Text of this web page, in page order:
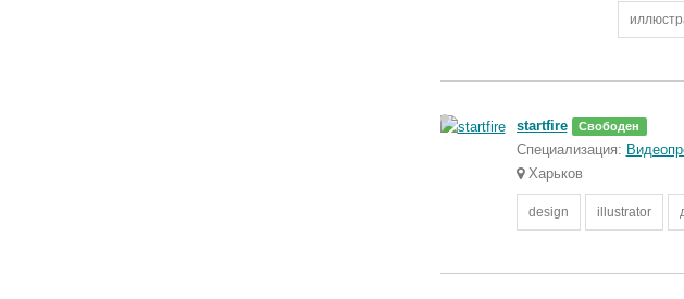
startfire Свободен
Специализация:
Харьков
design illustrator